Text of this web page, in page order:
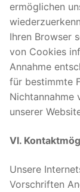
ermöglichen
Ihren Browser
von Cookies
Annahme
für bestimmte
Nichtannahme
unserer
VI.
Unsere
Vorschriften